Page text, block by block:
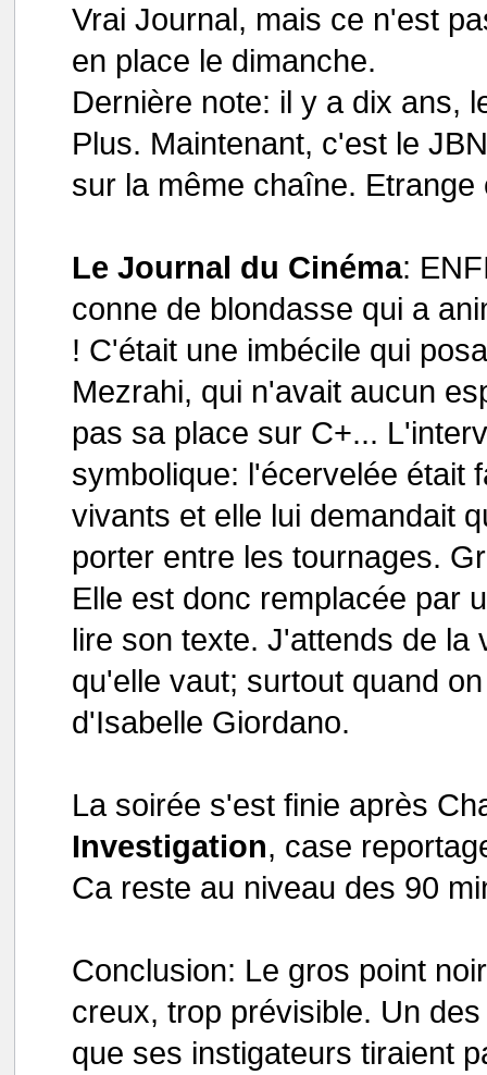
Vrai Journal, mais ce n'est
en place le dimanche.
Dernière note: il y a dix ans,
Plus. Maintenant, c'est le
sur la même chaîne.
Le Journal du Cinéma:
conne de blondasse qui a
! C'était une imbécile qui
Mezrahi, qui n'avait aucun
pas sa place sur C+...
symbolique: l'écervelée était
vivants et elle lui demandait
porter entre les tournages.
Elle est donc remplacée par
lire son texte. J'attends de la
qu'elle vaut; surtout quand
d'Isabelle Giordano.
La soirée s'est finie après
Investigation, case
Ca reste au niveau des 90
Conclusion: Le gros point
creux, trop prévisible. Un
que ses instigateurs tiraient